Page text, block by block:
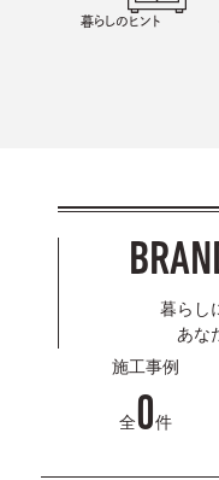
暮らしのヒント
暮らし
あな
施工事例
全0件